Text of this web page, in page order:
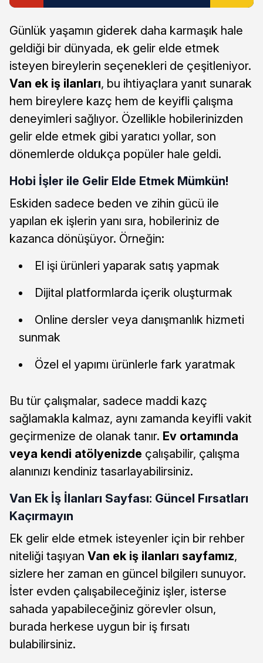
Günlük yaşamın giderek daha karmaşık hale
geldiği bir dünyada, ek gelir elde etmek
isteyen bireylerin seçenekleri de çeşitleniyor.
Van ek iş ilanları, bu ihtiyaçlara yanıt sunarak
hem bireylere kazç hem de keyifli çalışma
deneyimleri sağlıyor. Özellikle hobilerinizden
gelir elde etmek gibi yaratıcı yollar, son
dönemlerde oldukça popüler hale geldi.
Hobi İşler ile Gelir Elde Etmek Mümkün!
Eskiden sadece beden ve zihin gücü ile
yapılan ek işlerin yanı sıra, hobileriniz de
kazanca dönüşüyor. Örneğin:
El işi ürünleri yaparak satış yapmak
Dijital platformlarda içerik oluşturmak
Online dersler veya danışmanlık hizmeti
sunmak
Özel el yapımı ürünlerle fark yaratmak
Bu tür çalışmalar, sadece maddi kazç
sağlamakla kalmaz, aynı zamanda keyifli vakit
geçirmenize de olanak tanır. Ev ortamında
veya kendi atölyenizde çalışabilir, çalışma
alanınızı kendiniz tasarlayabilirsiniz.
Van Ek İş İlanları Sayfası: Güncel Fırsatları
Kaçırmayın
Ek gelir elde etmek isteyenler için bir rehber
niteliği taşıyan Van ek iş ilanları sayfamız,
sizlere her zaman en güncel bilgilerı sunuyor.
İster evden çalışabileceğiniz işler, isterse
sahada yapabileceğiniz görevler olsun,
burada herkese uygun bir iş fırsatı
bulabilirsiniz.